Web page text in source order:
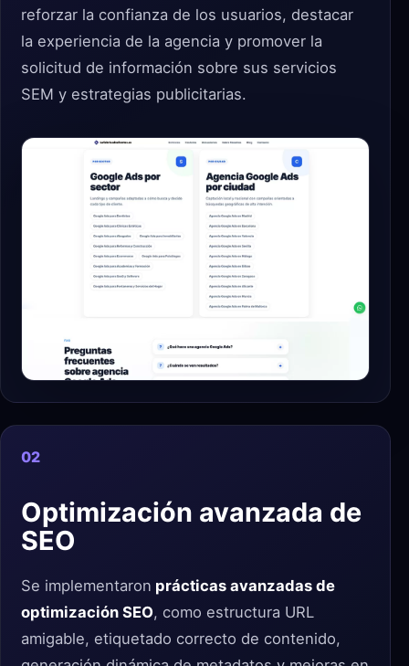
reforzar la confianza de los usuarios, destacar
la experiencia de la agencia y promover la
solicitud de información sobre sus servicios
SEM y estrategias publicitarias.
02
Optimización avanzada de
SEO
Se implementaron prácticas avanzadas de
optimización SEO, como estructura URL
amigable, etiquetado correcto de contenido,